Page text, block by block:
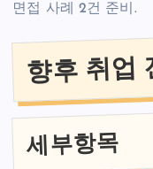
면접 사례 2건 준비.
향후 취업
세부항목